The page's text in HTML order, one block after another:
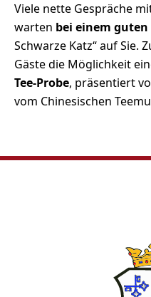
Viele nette Gespräche
warten bei einem guten
Schwarze Katz“ auf Sie.
Gäste die Möglichkeit
Tee-Probe, präsentiert
vom Chinesischen